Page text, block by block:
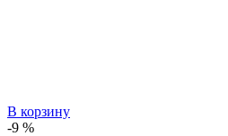
В корзину
-9 %